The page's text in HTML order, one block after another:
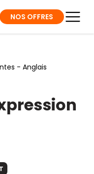
NOS OFFRES
- Anglais